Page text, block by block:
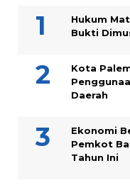
Hukum
Bukti
Kota
Daerah
Ekonomi
Pemkot
Tahun Ini